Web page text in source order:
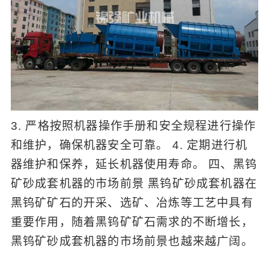
3. 严格按照机器操作手册和安全规程进行操作
和维护，确保机器安全可靠。 4. 定期进行机
器维护和保养，延长机器使用寿命。 四、黑钨
矿砂成套机器的市场前景 黑钨矿砂成套机器在
黑钨矿矿石的开采、选矿、冶炼等工艺中具有
重要作用，随着黑钨矿矿石需求的不断增长，
黑钨矿砂成套机器的市场前景也越来越广阔。